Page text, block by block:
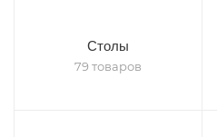
Столы
79 товаров